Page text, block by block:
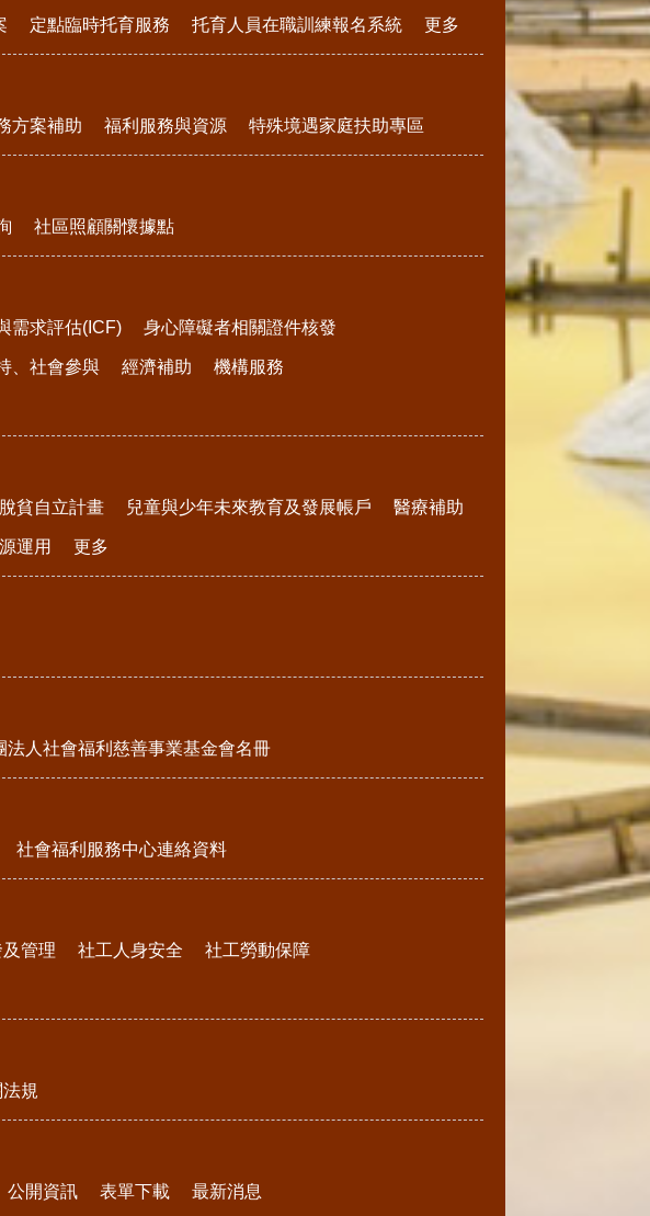
定點臨時托育服務 托育人員在職訓練報名系統 更多
方案補助 福利服務與資源 特殊境遇家庭扶助專區
社區照顧關懷據點
需求評估(ICF) 身心障礙者相關證件核發
、社會參與 經濟補助 機構服務
脫貧自立計畫 兒童與少年未來教育及發展帳戶 醫療補助
運用 更多
法人社會福利慈善事業基金會名冊
社會福利服務中心連絡資料
管理 社工人身安全 社工勞動保障
規
公開資訊 表單下載 最新消息